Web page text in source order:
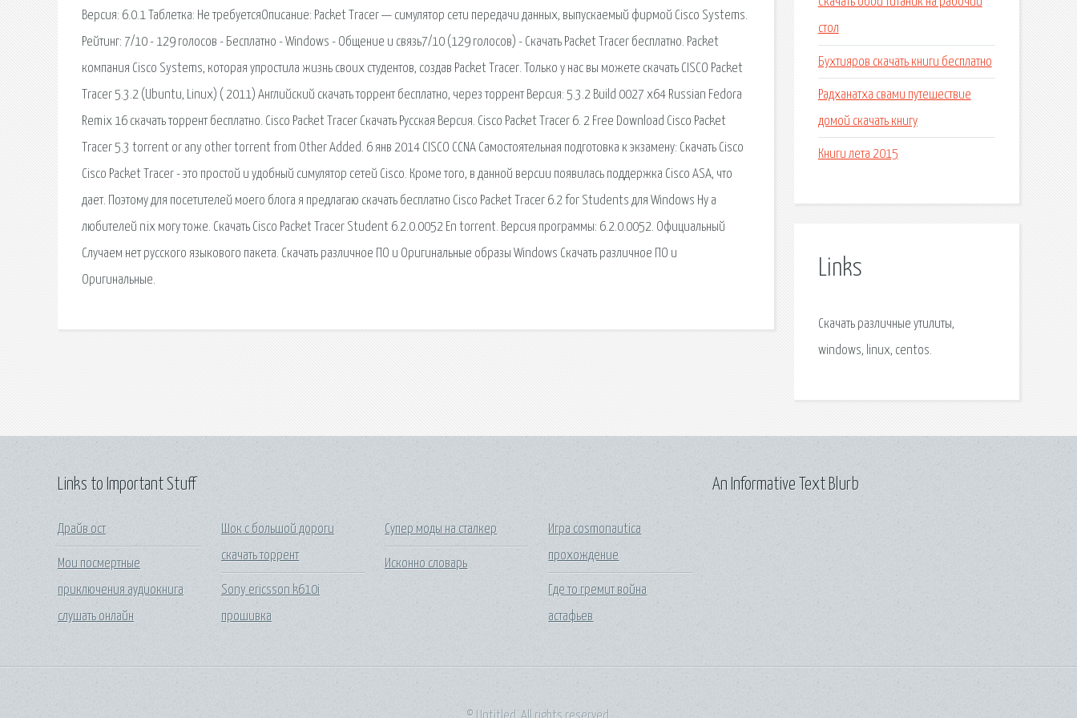
Версия: 6.0.1 Таблетка: Не требуетсяОписание: Packet Tracer — симулятор сети передачи данных, выпускаемый фирмой Cisco Systems.
Рейтинг: 7/10 - 129 голосов - Бесплатно - Windows - Общение и связь7/10 (129 голосов) - Скачать Packet Tracer бесплатно. Packet
компания Cisco Systems, которая упростила жизнь своих студентов, создав Packet Tracer. Только у нас вы можете скачать CISCO Packet
Tracer 5.3.2 (Ubuntu, Linux) ( 2011) Английский скачать торрент бесплатно, через торрент Версия: 5.3.2 Build 0027 x64 Russian Fedora
Remix 16 скачать торрент бесплатно. Cisco Packet Tracer Скачать Русская Версия. Cisco Packet Tracer 6. 2 Free Download Cisco Packet
Tracer 5.3 torrent or any other torrent from Other Added. 6 янв 2014 CISCO CCNA Самостоятельная подготовка к экзамену: Скачать Cisco
Cisco Packet Tracer - это простой и удобный симулятор сетей Cisco. Кроме того, в данной версии появилась поддержка Cisco ASA, что
дает. Поэтому для посетителей моего блога я предлагаю скачать бесплатно Cisco Packet Tracer 6.2 for Students для Windows Ну а
любителей nix могу тоже. Скачать Cisco Packet Tracer Student 6.2.0.0052 En torrent. Версия программы: 6.2.0.0052. Официальный
Случаем нет русского языкового пакета. Скачать различное ПО и Оригинальные образы Windows Скачать различное ПО и
Оригинальные.
стол
Бухтияров скачать книги бесплатно
Радханатха свами путешествие
домой скачать книгу
Книги лета 2015
Links
Скачать различные утилиты,
windows, linux, centos.
Links to Important Stuff
Драйв ост
Мои посмертные
приключения аудиокнига
слушать онлайн
Шок с большой дороги
скачать торрент
Sony ericsson k610i
прошивка
Супер моды на сталкер
Исконно словарь
Игра cosmonautica
прохождение
Где то гремит война
астафьев
An Informative Text Blurb